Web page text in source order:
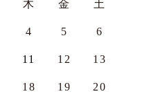
木 金 土
4 5 6
11 12 13
18 19 20